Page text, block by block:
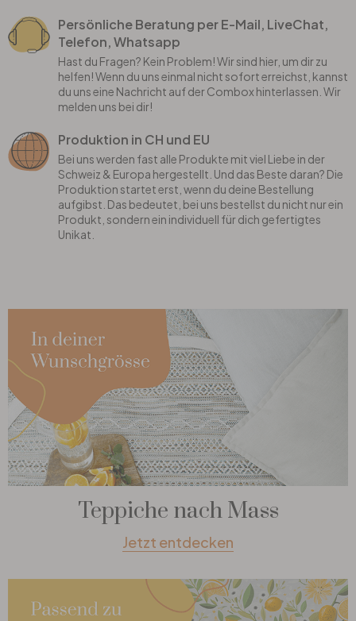
Persönliche Beratung per E-Mail, LiveChat,
Telefon, Whatsapp
Hast du Fragen? Kein Problem! Wir sind hier, um dir zu
helfen! Wenn du uns einmal nicht sofort erreichst, kannst
du uns eine Nachricht auf der Combox hinterlassen. Wir
melden uns bei dir!
Produktion in CH und EU
Bei uns werden fast alle Produkte mit viel Liebe in der
Schweiz & Europa hergestellt. Und das Beste daran? Die
Produktion startet erst, wenn du deine Bestellung
aufgibst. Das bedeutet, bei uns bestellst du nicht nur ein
Produkt, sondern ein individuell für dich gefertigtes
Unikat.
Teppiche nach Mass
Jetzt entdecken